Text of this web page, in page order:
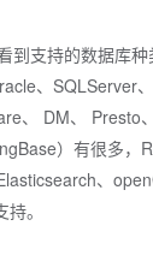
到支持的数据库种
、SQLServer、
、 DM、 Presto、
）有很多，
、
。